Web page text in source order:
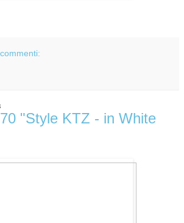
"Style KTZ - in White